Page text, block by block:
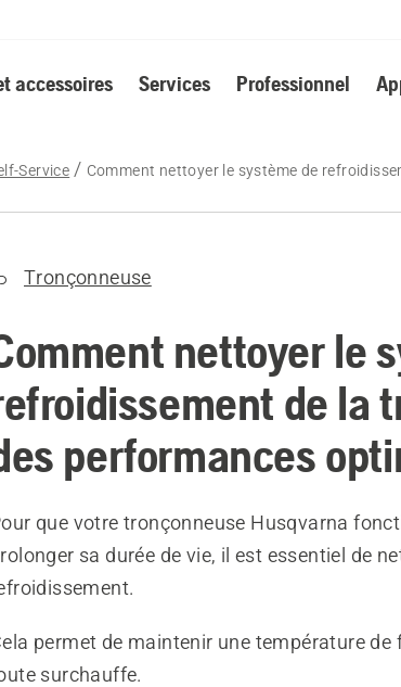
accessoires Services Professionnel
Service Comment nettoyer le système de
Tronçonneuse
nettoyer le
de la
performances
que votre tronçonneuse Husqvarna
sa durée de vie, il est essentiel de
permet de maintenir une température
surchauffe.